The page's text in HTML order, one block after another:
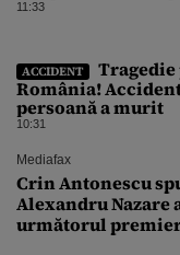
drum public din
11:33
ACCIDENT
România!
persoană a murit
10:31
Mediafax
Crin Antonescu
Alexandru Nazare
următorul